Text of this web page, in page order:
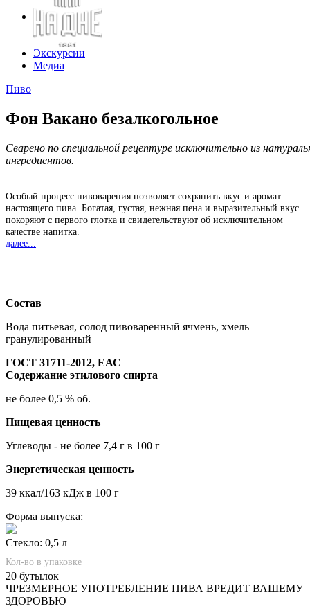
Экскурсии
Медиа
Пиво
Фон Вакано безалкогольное
Сварено по специальной рецептуре исключительно из
ингредиентов.
Состав
Вода питьевая, солод пивоваренный ячмень, хмель
гранулированный
ГОСТ 31711-2012, ЕАС
Содержание этилового спирта
не более 0,5 % об.
Пищевая ценность
Углеводы - не более 7,4 г в 100 г
Энергетическая ценность
39 ккал/163 кДж в 100 г
Форма выпуска:
Стекло: 0,5 л
Кол-во в упаковке
20 бутылок
ЧРЕЗМЕРНОЕ УПОТРЕБЛЕНИЕ ПИВА ВРЕДИТ ВАШЕМУ
ЗДОРОВЬЮ